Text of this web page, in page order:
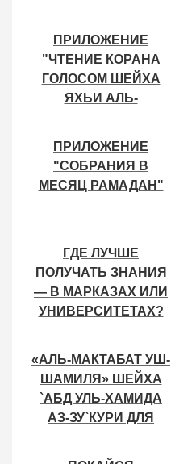
ПРИЛОЖЕНИЕ
"ЧТЕНИЕ КОРАНА
ГОЛОСОМ ШЕЙХА
ЯХЬИ АЛЬ-
ПРИЛОЖЕНИЕ
"СОБРАНИЯ В
МЕСЯЦ РАМАДАН"
ГДЕ ЛУЧШЕ
ПОЛУЧАТЬ ЗНАНИЯ
— В МАРКАЗАХ ИЛИ
УНИВЕРСИТЕТАХ?
«АЛЬ-МАКТАБАТ УШ-
ШАМИЛЯ» ШЕЙХА
`АБД УЛЬ-ХАМИДА
АЗ-ЗУ`КУРИ ДЛЯ